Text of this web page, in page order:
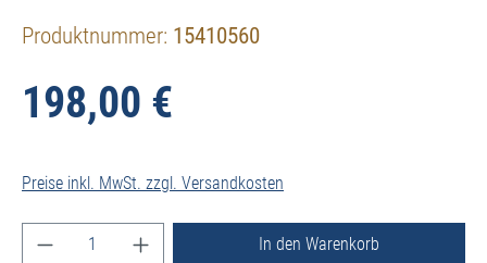
Produktnummer: 15410560
198,00 €
Preise inkl. MwSt. zzgl. Versandkosten
Produkt Anzahl: Gib den gewünschten Wert ein
In den Warenkorb